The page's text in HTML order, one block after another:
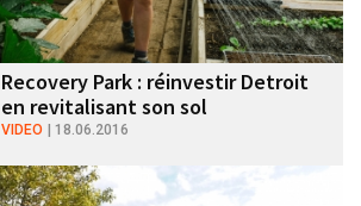
Recovery Park : réinvestir Detroit
en revitalisant son sol
VIDEO 18.06.2016